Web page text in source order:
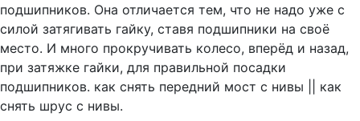
подшипников. Она отличается тем, что не надо уже с
силой затягивать гайку, ставя подшипники на своё
место. И много прокручивать колесо, вперёд и назад,
при затяжке гайки, для правильной посадки
подшипников. как снять передний мост с нивы || как
снять шрус с нивы.